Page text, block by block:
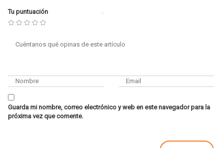
Tu puntuación
Guarda mi nombre, correo electrónico y web en este navegador para la
próxima vez que comente.